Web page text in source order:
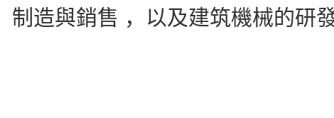
造與銷售 ，以及建筑機械的研